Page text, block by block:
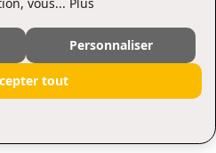
Personnaliser
tout